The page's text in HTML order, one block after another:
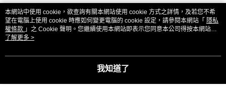
熱門標籤
本網站中使用 cookie，欲查詢有關本網站使用 cookie 方式之詳情，及若您不希
望在電腦上使用 cookie 時應如何變更電腦的 cookie 設定，請參閱本網站「 隱私
權條款 」之 Cookie 聲明。您繼續使用本網站即表示您同意本公司得按本網站使
用條款之 Cookie 聲明使用 cookie。
了解更多 >
我知道了